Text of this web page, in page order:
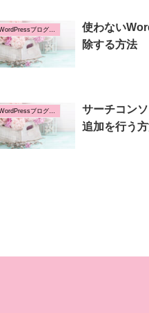
WordPressブログの設定方法
使わない
除する方法
WordPressブログの設定方法
サーチコン
追加を行う